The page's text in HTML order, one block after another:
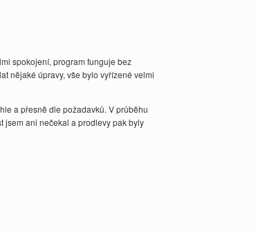
spokojení, program funguje bez
nějaké úpravy, vše bylo vyřízené velmi
a přesně dle požadavků. V průběhu
jsem ani nečekal a prodlevy pak byly